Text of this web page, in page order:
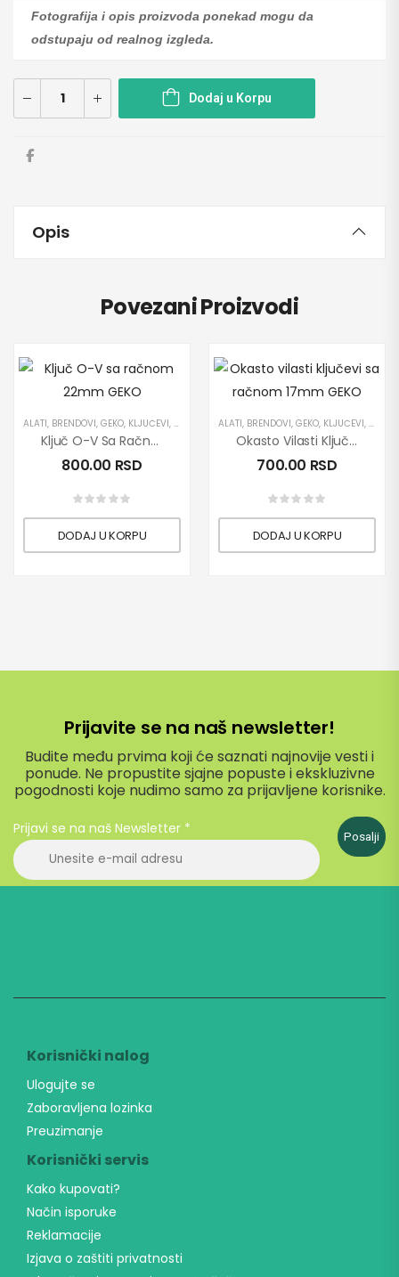
Fotografija i opis proizvoda ponekad mogu da
odstupaju od realnog izgleda.
Dodaj u Korpu
Opis
Povezani Proizvodi
ALATI, BRENDOVI, GEKO, KLJUČEVI, OPREMA ZA SERVISE,PROIZVODI,RUČNI ALATI
Ključ O-V Sa Račnom 22mm GEKO
800.00 RSD
DODAJ U KORPU
ALATI, BRENDOVI, GEKO, KLJUČEVI,
Okasto Vilasti Ključevi Sa Račnom 17mm GEKO
700.00 RSD
DODAJ U KORPU
Prijavite se na naš newsletter!
Budite među prvima koji će saznati najnovije vesti i
ponude. Ne propustite sjajne popuste i ekskluzivne
pogodnosti koje nudimo samo za prijavljene korisnike.
Prijavi se na naš Newsletter * Posalji
Korisnički nalog
Ulogujte se
Zaboravljena lozinka
Preuzimanje
Korisnički servis
Kako kupovati?
Način isporuke
Reklamacije
Izjava o zaštiti privatnosti